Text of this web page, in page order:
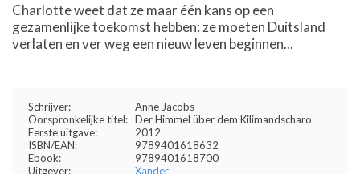
Charlotte weet dat ze maar één kans op een
gezamenlijke toekomst hebben: ze moeten Duitsland
verlaten en ver weg een nieuw leven beginnen...
Schrijver:
Anne Jacobs
Oorspronkelijke titel: Der Himmel über dem Kilimandscharo
Eerste uitgave:
2012
ISBN/EAN:
9789401618632
Ebook:
9789401618700
Uitgever:
Xander